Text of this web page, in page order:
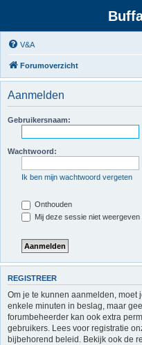
V&A
Forumoverzicht
Aanmelden
Gebruikersnaam:
Wachtwoord:
Ik ben mijn wachtwoord vergeten
Onthouden
Mij deze sessie niet
REGISTREER
Om je te kunnen aanmelden, moet
enkele minuten in beslag, maar
forumbeheerder kan ook extra
gebruikers. Lees voor registratie
bijbehorend beleid. Bekijk ook de